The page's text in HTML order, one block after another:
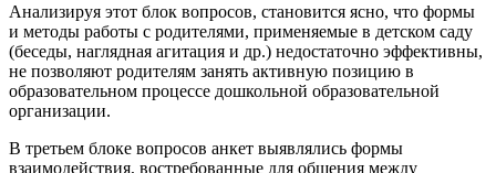
Анализируя этот блок вопросов, становится ясно, что формы
и методы работы с родителями, применяемые в детском саду
(беседы, наглядная агитация и др.) недостаточно эффективны,
не позволяют родителям занять активную позицию в
образовательном процессе дошкольной образовательной
организации.
В третьем блоке вопросов анкет выявлялись формы
взаимодействия, востребованные для общения между